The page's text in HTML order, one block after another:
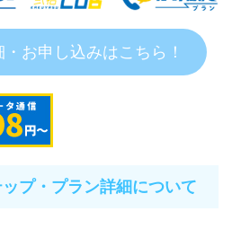
お申し込みはこちら！
ップ・プラン詳細について